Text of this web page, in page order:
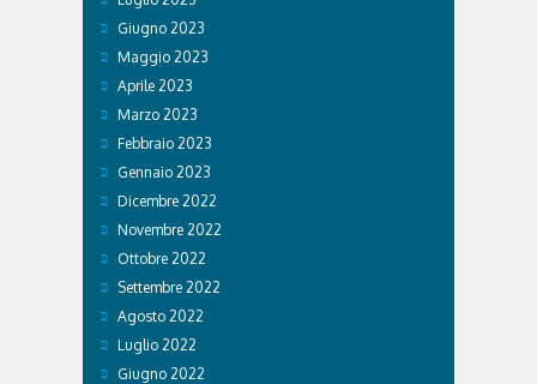
Giugno 2023
Maggio 2023
Aprile 2023
Marzo 2023
Febbraio 2023
Gennaio 2023
Dicembre 2022
Novembre 2022
Ottobre 2022
Settembre 2022
Agosto 2022
Luglio 2022
Giugno 2022